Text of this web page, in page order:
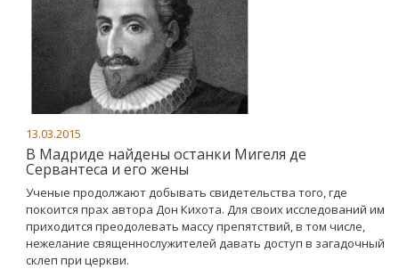
13.03.2015
В Мадриде найдены останки Мигеля де
Сервантеса и его жены
Ученые продолжают добывать свидетельства того, где
покоится прах автора Дон Кихота. Для своих исследований им
приходится преодолевать массу препятствий, в том числе,
нежелание священнослужителей давать доступ в загадочный
склеп при церкви.